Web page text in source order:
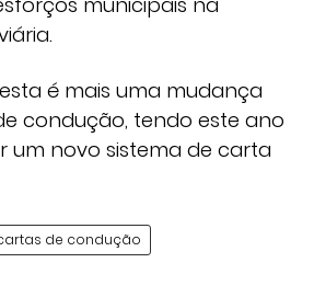
é mais uma mudança
condução, tendo este ano
um novo sistema de carta
de condução